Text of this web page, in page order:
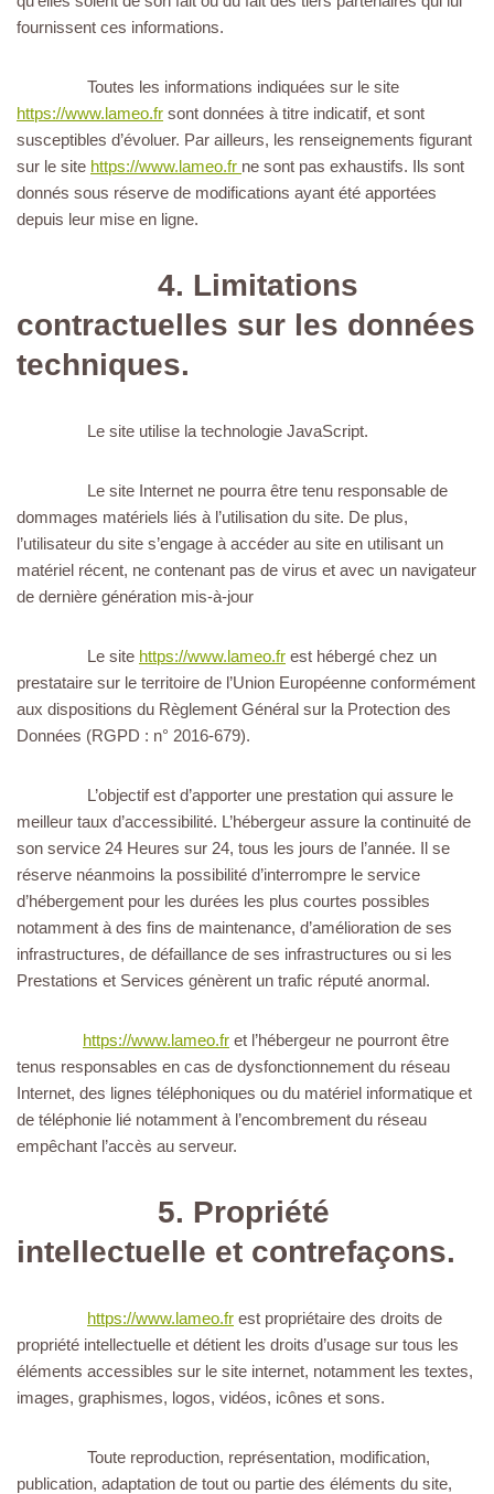
fournissent ces informations.
Toutes les informations indiquées sur le site
https://www.lameo.fr sont données à titre indicatif, et sont
susceptibles d’évoluer. Par ailleurs, les renseignements figurant
sur le site https://www.lameo.fr ne sont pas exhaustifs. Ils sont
donnés sous réserve de modifications ayant été apportées
depuis leur mise en ligne.
4. Limitations
contractuelles sur les données
techniques.
Le site utilise la technologie JavaScript.
Le site Internet ne pourra être tenu responsable de
dommages matériels liés à l’utilisation du site. De plus,
l’utilisateur du site s’engage à accéder au site en utilisant un
matériel récent, ne contenant pas de virus et avec un navigateur
de dernière génération mis-à-jour
Le site https://www.lameo.fr est hébergé chez un
prestataire sur le territoire de l’Union Européenne conformément
aux dispositions du Règlement Général sur la Protection des
Données (RGPD : n° 2016-679).
L’objectif est d’apporter une prestation qui assure le
meilleur taux d’accessibilité. L’hébergeur assure la continuité de
son service 24 Heures sur 24, tous les jours de l’année. Il se
réserve néanmoins la possibilité d’interrompre le service
d’hébergement pour les durées les plus courtes possibles
notamment à des fins de maintenance, d’amélioration de ses
infrastructures, de défaillance de ses infrastructures ou si les
Prestations et Services génèrent un trafic réputé anormal.
https://www.lameo.fr et l’hébergeur ne pourront être
tenus responsables en cas de dysfonctionnement du réseau
Internet, des lignes téléphoniques ou du matériel informatique et
de téléphonie lié notamment à l’encombrement du réseau
empêchant l’accès au serveur.
5. Propriété
intellectuelle et contrefaçons.
https://www.lameo.fr est propriétaire des droits de
propriété intellectuelle et détient les droits d’usage sur tous les
éléments accessibles sur le site internet, notamment les textes,
images, graphismes, logos, vidéos, icônes et sons.
Toute reproduction, représentation, modification,
publication, adaptation de tout ou partie des éléments du site,